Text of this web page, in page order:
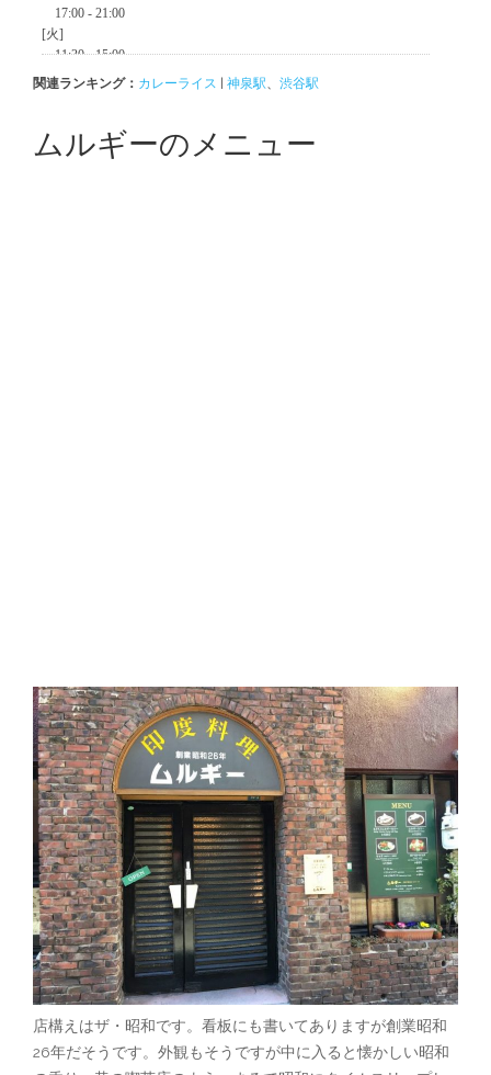
関連ランキング： カレーライス |神泉駅、渋谷駅
ムルギーのメニュー
店構えはザ・昭和です。看板にも書いてありますが創業昭和
26年だそうです。外観もそうですが中に入ると懐かしい昭和